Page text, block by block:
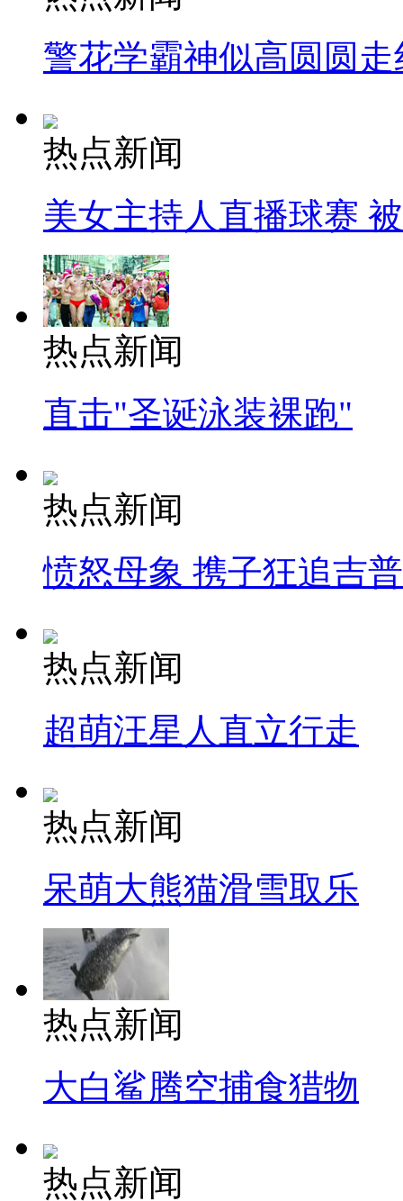
警花学霸神似高圆圆走
热点新闻
美女主持人直播球赛
热点新闻
直击"圣诞泳装裸跑"
热点新闻
愤怒母象 携子狂追吉
热点新闻
超萌汪星人直立行走
热点新闻
呆萌大熊猫滑雪取乐
热点新闻
大白鲨腾空捕食猎物
热点新闻